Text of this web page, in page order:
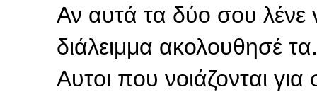
Αν αυτά τα δύο σου λένε
διάλειμμα ακολουθησέ
Αυτοι που νοιάζονται για